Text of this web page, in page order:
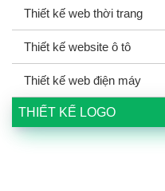
Thiết kế web thời trang
Thiết kế website ô tô
Thiết kế web điện máy
THIẾT KẾ LOGO